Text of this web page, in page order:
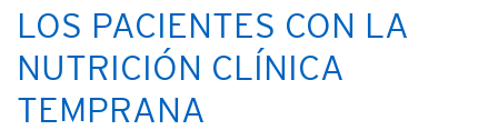
LOS PACIENTES CON LA
NUTRICIÓN CLÍNICA
TEMPRANA